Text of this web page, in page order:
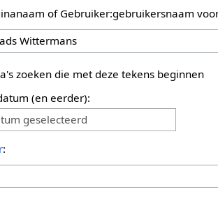
of Gebruiker:gebruikersnaam
zoeken die met deze tekens beginnen
(en eerder):
geselecteerd
: